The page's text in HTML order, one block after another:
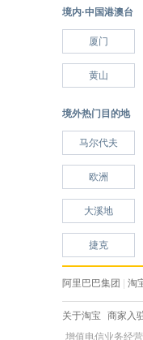
境内·中国港澳台
厦门
黄山
境外热门目的地
马尔代夫
欧洲
大溪地
捷克
阿里巴巴集团 淘
关于淘宝 商家入
增值电信业务经